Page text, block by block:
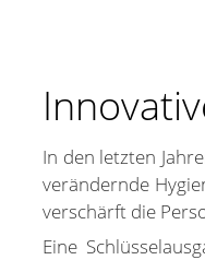
In den letzten
verändernde
verschärft die
Eine